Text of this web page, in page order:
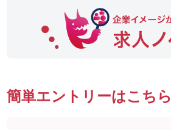
簡単エントリーはこちら